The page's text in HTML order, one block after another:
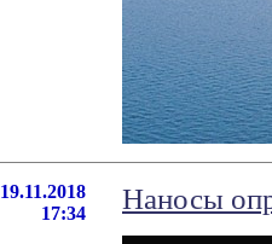
19.11.2018
17:34
Наносы